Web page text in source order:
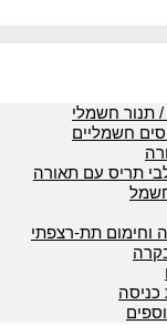
תנור חשמלי
חשמליים
תריס עם תאורה
וחימום תת-רצפתי